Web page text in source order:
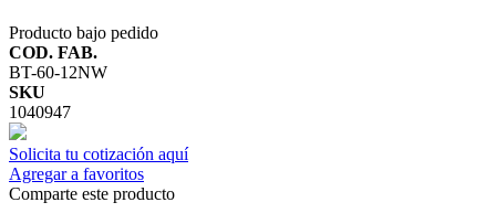
Producto bajo pedido
COD. FAB.
BT-60-12NW
SKU
1040947
Solicita tu cotización aquí
Agregar a favoritos
Comparte este producto